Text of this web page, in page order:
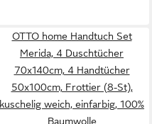
OTTO home Handtuch Set
Merida, 4 Duschtücher
70x140cm, 4 Handtücher
50x100cm, Frottier (8-St),
kuschelig weich, einfarbig, 100%
Baumwolle